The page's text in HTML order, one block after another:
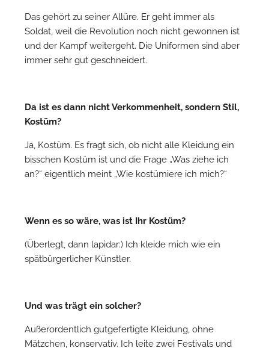
Das gehört zu seiner Allüre. Er geht immer als
Soldat, weil die Revolution noch nicht gewonnen ist
und der Kampf weitergeht. Die Uniformen sind aber
immer sehr gut geschneidert.
Da ist es dann nicht Verkommenheit, sondern Stil,
Kostüm?
Ja, Kostüm. Es fragt sich, ob nicht alle Kleidung ein
bisschen Kostüm ist und die Frage „Was ziehe ich
an?“ eigentlich meint „Wie kostümiere ich mich?“
Wenn es so wäre, was ist Ihr Kostüm?
(Überlegt, dann lapidar:) Ich kleide mich wie ein
spätbürgerlicher Künstler.
Und was trägt ein solcher?
Außerordentlich gutgefertigte Kleidung, ohne
Mätzchen, konservativ. Ich leite zwei Festivals und